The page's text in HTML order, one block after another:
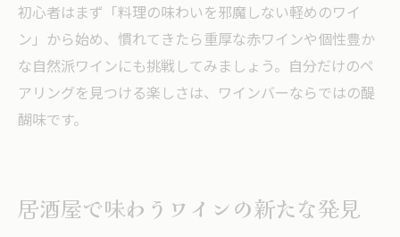
初心者はまず「料理の味わいを邪魔しない軽めのワイ
ン」から始め、慣れてきたら重厚な赤ワインや個性豊か
な自然派ワインにも挑戦してみましょう。自分だけのペ
アリングを見つける楽しさは、ワインバーならではの醍
醐味です。
居酒屋で味わうワインの新たな発見